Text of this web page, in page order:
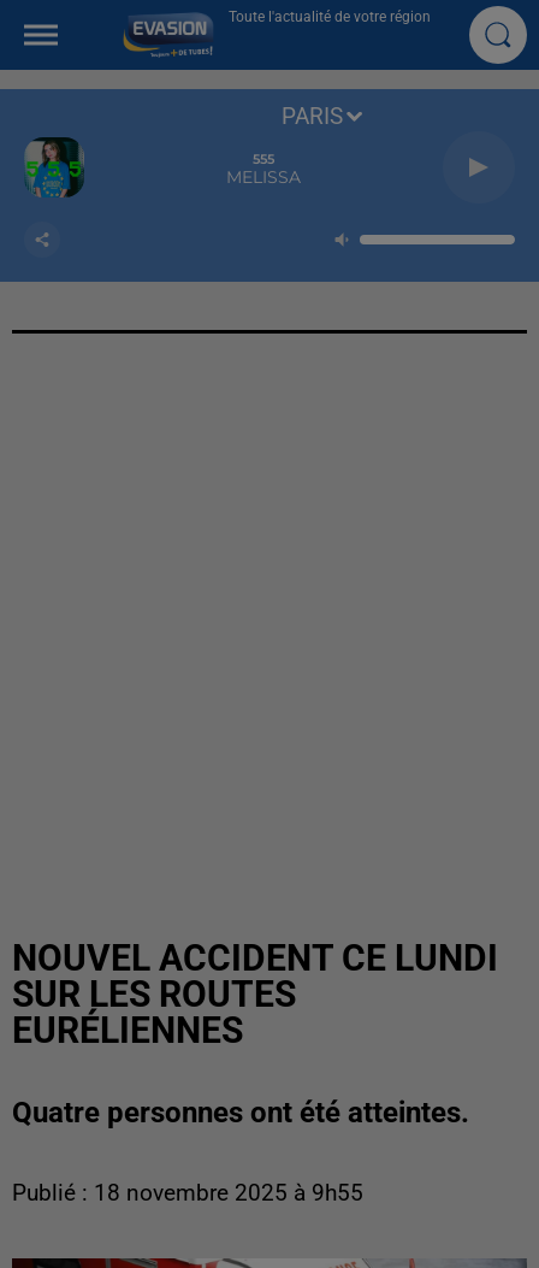
Toute l'actualité de votre région
555
MELISSA
PARIS
NOUVEL ACCIDENT CE LUNDI
SUR LES ROUTES
EURÉLIENNES
Quatre personnes ont été atteintes.
Publié : 18 novembre 2025 à 9h55